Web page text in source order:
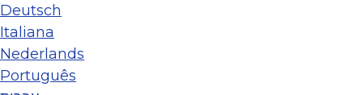
Deutsch
Italiana
Nederlands
Português